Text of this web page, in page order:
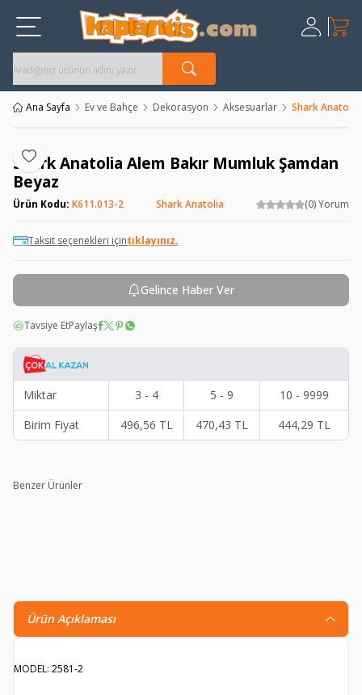
Üye
Kayıt Ol
Sepet
Ana Sayfa Ev ve Bahçe Dekorasyon Aksesuarlar Shark Anatolia
Favoriye Ekle
Shark Anatolia Alem Bakır Mumluk Şamdan
Beyaz
Ürün Kodu: K611.013-2 Shark Anatolia (0) Yorum
Taksit seçenekleri içintıklayınız.
Gelince Haber Ver
Tavsiye EtPaylaş
Miktar 3 - 4 5 - 9
10 - 9999
Birim Fiyat
496,56 TL 470,43 TL 444,29 TL
Benzer Ürünler
Ürün Açıklaması
MODEL: 2581-2